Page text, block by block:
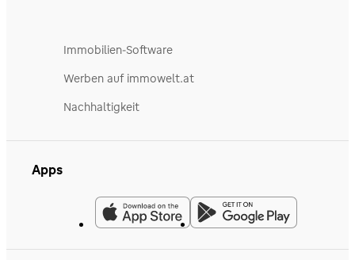
Immobilien-Software
Werben auf immowelt.at
Nachhaltigkeit
Apps